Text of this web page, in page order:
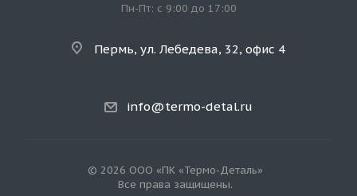
Пн-Пт: с 9:00 до 17:00
Пермь, ул. Лебедева, 32, офис 4
info@termo-detal.ru
© 2026 ООО «ПК «Термо-Деталь»
Все права защищены.